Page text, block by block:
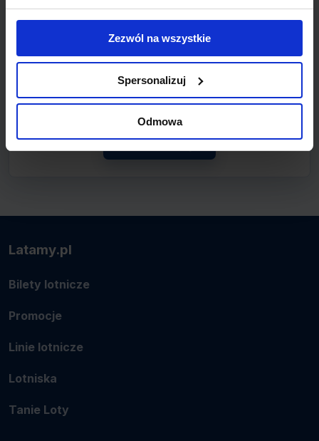
Zezwól na wszystkie
Spersonalizuj
Odmowa
LINIA LOTNICZA
Lufthansa
lotnicze.
Latamy.pl
Bilety lotnicze
Promocje
Linie lotnicze
Lotniska
Tanie Loty